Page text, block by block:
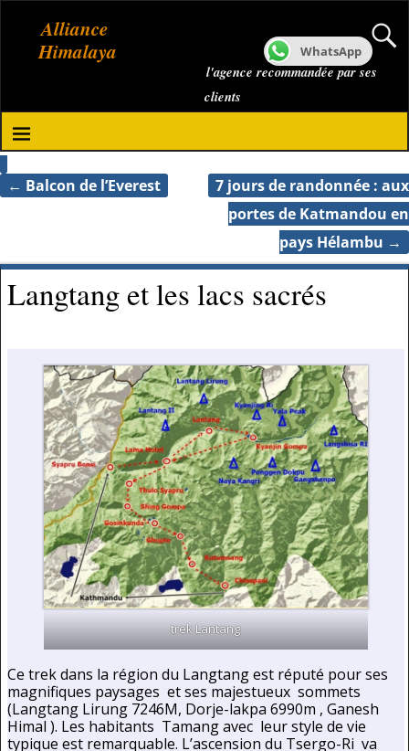
Alliance
Himalaya
l'agence recommandée par ses
clients
Navigation des articles
← Balcon de l’Everest
7 jours de randonnée : aux
portes de Katmandou en
pays Hélambu →
Langtang et les lacs sacrés
trek Lantang
Ce trek dans la région du Langtang est réputé pour ses
magnifiques paysages et ses majestueux sommets
(Langtang Lirung 7246M, Dorje-lakpa 6990m , Ganesh
Himal ). Les habitants Tamang avec leur style de vie
typique est remarquable. L’ascension du Tsergo-Ri va
WhatsApp